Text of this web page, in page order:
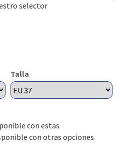
selector
Talla
con estas
con otras opciones